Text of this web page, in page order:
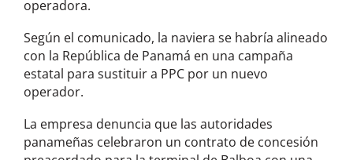
operadora.
Según el comunicado, la naviera se habría alineado
con la República de Panamá en una campaña
estatal para sustituir a PPC por un nuevo
operador.
La empresa denuncia que las autoridades
panameñas celebraron un contrato de concesión